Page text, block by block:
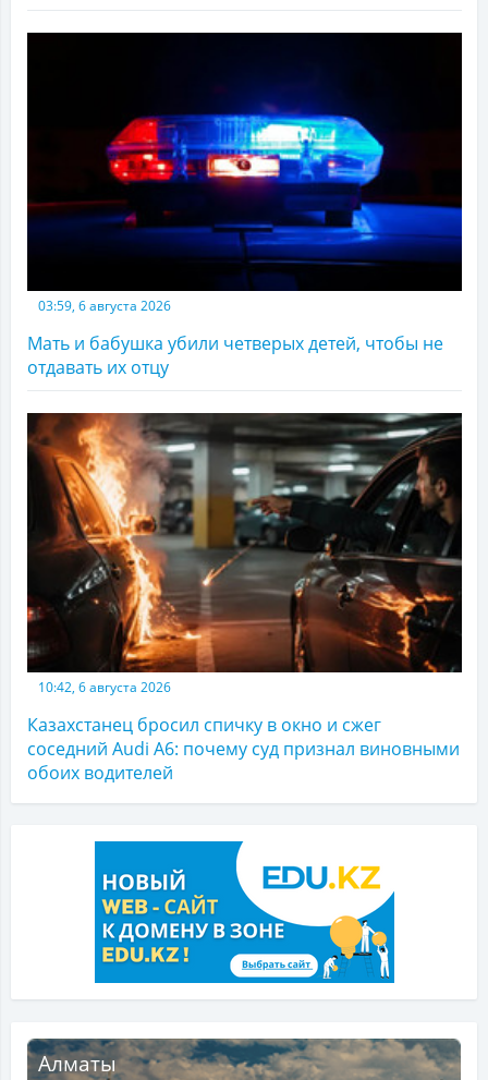
03:59, 6 августа 2026
Мать и бабушка убили четверых детей, чтобы не
отдавать их отцу
10:42, 6 августа 2026
Казахстанец бросил спичку в окно и сжег
соседний Audi A6: почему суд признал виновными
обоих водителей
Алматы